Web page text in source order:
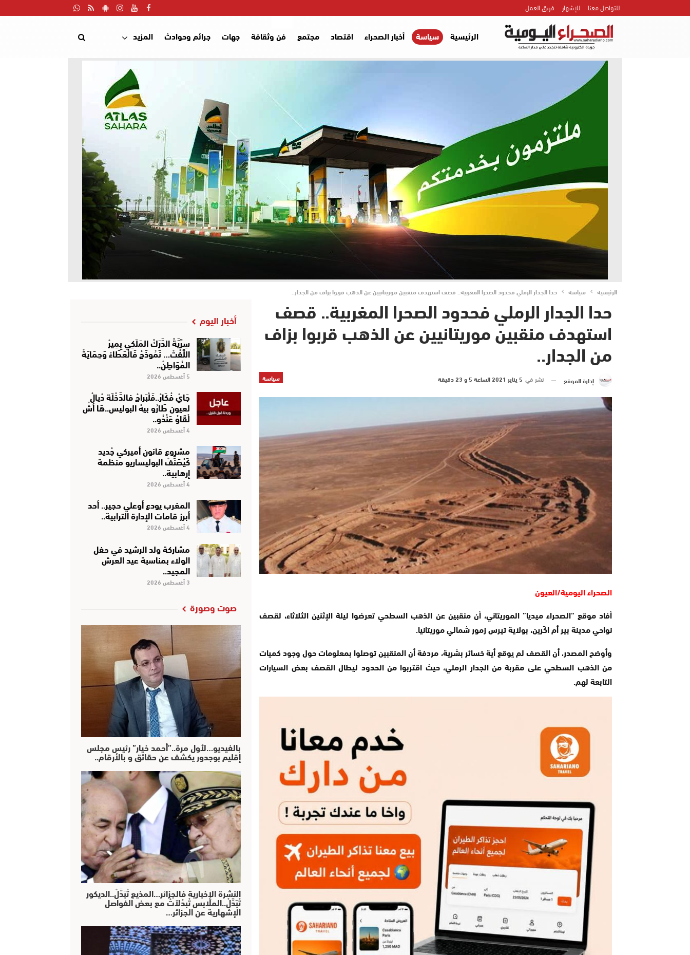
للتواصل معنا للإشهار فريق العمل
الرئيسية سياسة أخبار الصحراء اقتصاد مجتمع فن وثقافة جهات جرائم وحوادث المزيد
الرئيسية سياسة حدا الجدار الرملي فحدود الصحرا المغربية.. قصف استهدف منقبين موريتانيين عن الذهب قربوا بزاف من الجدار..
حدا الجدار الرملي فحدود الصحرا المغربية.. قصف
استهدف منقبين موريتانيين عن الذهب قربوا بزاف
من الجدار..
سياسة إدارة الموقع نشر في 5 يناير 2021 الساعة 5 و 23 دقيقة
الصحراء اليومية/العيون
أفاد موقع “الصحراء ميديا” الموريتاني، أن منقبين عن الذهب السطحي تعرضوا ليلة الإثنين الثلاثاء، لقصف
نواحي مدينة بير أم اكَرين، بولاية تيرس زمور شمالي موريتانيا.
وأوضح المصدر، أن القصف لم يوقع أية خسائر بشرية، مردفة أن المنقبين توصلوا بمعلومات حول وجود كميات
من الذهب السطحي على مقربة من الجدار الرملي، حيث اقتربوا من الحدود ليطال القصف بعض السيارات
التابعة لهم.
أخبار اليوم
سِرِّيَّةْ الدَّرَكْ المَلَكِي بِمِيرْ
اللِّفْتْ… نَمُوذَجْ فَالْعَطَاءْ وَحِمَايَةْ
المُوَاطِنْ..
5 أغسطس 2026
جَايْ فْكَارْ..فَلْبَراجْ فالدَّخْلَة دْيالْ
لعيون طَارُو بيهْ البوليس..هَا أشْ
لْقَاوْ عَنْدُو..
4 أغسطس 2026
مشروع قانون أميركي جْديد
كَيْصَنَّفْ البوليساريو منظمة
إرهابية..
4 أغسطس 2026
المغرب يودع أوعلي حجير.. أحد
أبرز قامات الإدارة الترابية..
4 أغسطس 2026
مشاركة ولد الرشيد في حفل
الولاء بمناسبة عيد العرش
المجيد..
3 أغسطس 2026
صوت وصورة
بالفيديو…لأول مرة..”أحمد خيار” رئيس مجلس
إقليم بوجدور يكشف عن حقائق و بالأرقام..
النشرة الإخبارية فالجزائر…المذيع تْبَدَّلْ..الديكور
تْبَدَّلْ..الملابس تْبدْلاَتْ مع بعض الفواصل
الإشهارية عن الجزائر…